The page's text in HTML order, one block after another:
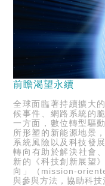
前瞻渴望永續
全球面臨著持續擴大
候事件、網路系統的
一方面，數位轉型驅
所形塑的新能源地景
系統風險以及科技發
轉向有助於解決社會
新的《科技創新展望
向」（mission-
與參與方法，協助科